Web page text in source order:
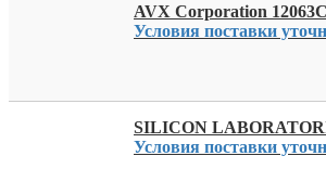
AVX Corporation
Условия поставки
SILICON
Условия поставки